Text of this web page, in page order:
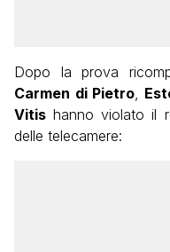
Dopo la prova
Carmen di Pietro,
Vitis hanno violato il
delle telecamere: